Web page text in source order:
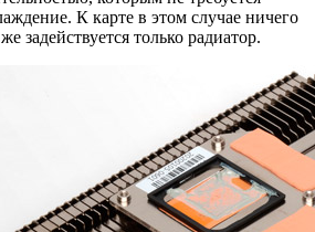
К карте в этом случае ничего
задействуется только радиатор.